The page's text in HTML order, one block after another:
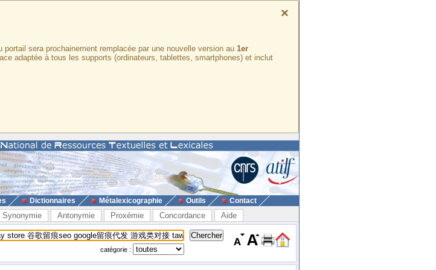
×
sera prochainement remplacée par une nouvelle version au 1er
adaptée à tous les supports (ordinateurs, tablettes, smartphones) et inclut
Dictionnaires Métalexicographie Outils Contact
Synonymie Antonymie Proxémie Concordance Aide
catégorie :